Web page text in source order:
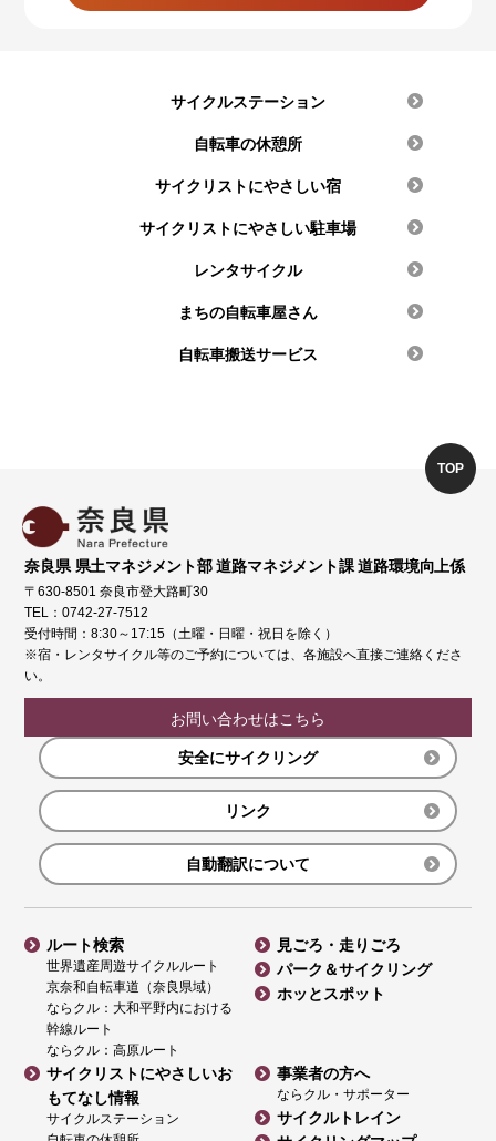
サイクルステーション
自転車の休憩所
サイクリストにやさしい宿
サイクリストにやさしい駐車場
レンタサイクル
まちの自転車屋さん
自転車搬送サービス
奈良県 県土マネジメント部 道路マネジメント課 道路環境向上係
〒630-8501 奈良市登大路町30
TEL：0742-27-7512
受付時間：8:30～17:15（土曜・日曜・祝日を除く）
※宿・レンタサイクル等のご予約については、各施設へ直接ご連絡くださ
い。
お問い合わせはこちら
安全にサイクリング
リンク
自動翻訳について
ルート検索
世界遺産周遊サイクルルート
京奈和自転車道（奈良県域）
ならクル：大和平野内における
幹線ルート
ならクル：高原ルート
見ごろ・走りごろ
パーク＆サイクリング
ホッとスポット
サイクリストにやさしいお
もてなし情報
サイクルステーション
事業者の方へ
ならクル・サポーター
サイクルトレイン
TOP